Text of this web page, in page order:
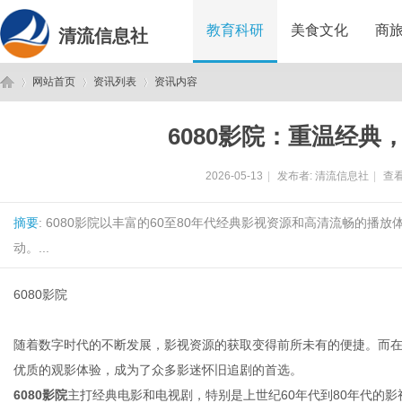
清流信息社 教育科研 美食文化 商
网站首页 资讯列表 资讯内容
6080影院：重温经典
2026-05-13 发布者: 清流信息社 查
摘要: 6080影院以丰富的60至80年代经典影视资源和高清流畅的播
动。...
6080影院
随着数字时代的不断发展，影视资源的获取变得前所未有的便捷。而
优质的观影体验，成为了众多影迷怀旧追剧的首选。
6080影院主打经典电影和电视剧，特别是上世纪60年代到80年代的